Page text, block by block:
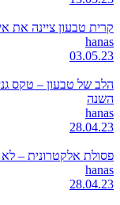
קרית טבעון ציינה את אירועי
hanas
03.05.23
השנה
hanas
28.04.23
פסולת אלקטרונית – לא
hanas
28.04.23